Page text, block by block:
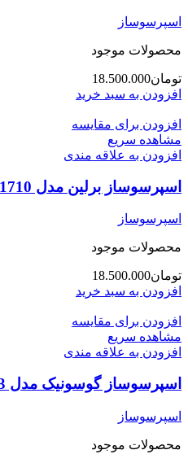
اسپرسوساز
محصولات موجود
تومان18.500.000
افزودن به سبد خرید
افزودن برای مقایسه
مشاهده سریع
افزودن به علاقه مندی
اسپرسوساز برلین مدل 1710
اسپرسوساز
محصولات موجود
تومان18.500.000
افزودن به سبد خرید
افزودن برای مقایسه
مشاهده سریع
افزودن به علاقه مندی
اسپرسوساز گوسونیک مدل GEM873
اسپرسوساز
محصولات موجود